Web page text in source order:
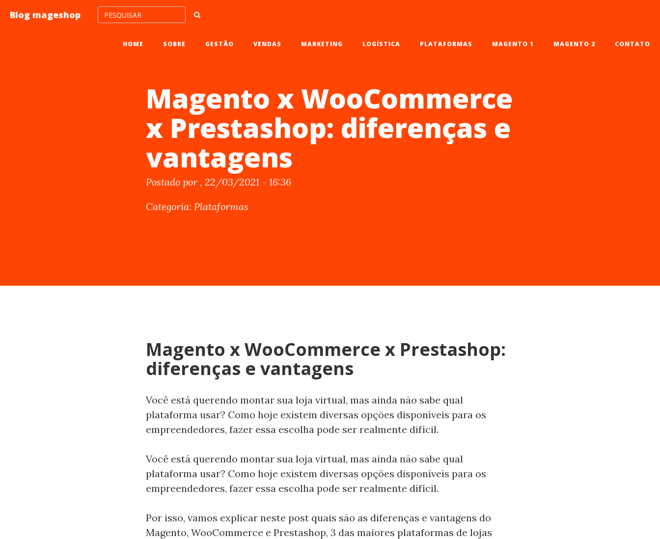
Blog mageshop
HOME SOBRE GESTÃO VENDAS MARKETING LOGÍSTICA PLATAFORMAS MAGENTO 1 MAGENTO 2 CONTATO
Magento x WooCommerce
x Prestashop: diferenças e
vantagens
Postado por , 22/03/2021 - 16:36
Categoria: Plataformas
Magento x WooCommerce x Prestashop:
diferenças e vantagens
Você está querendo montar sua loja virtual, mas ainda não sabe qual
plataforma usar? Como hoje existem diversas opções disponíveis para os
empreendedores, fazer essa escolha pode ser realmente difícil.
Você está querendo montar sua loja virtual, mas ainda não sabe qual
plataforma usar? Como hoje existem diversas opções disponíveis para os
empreendedores, fazer essa escolha pode ser realmente difícil.
Por isso, vamos explicar neste post quais são as diferenças e vantagens do
Magento, WooCommerce e Prestashop, 3 das maiores plataformas de lojas